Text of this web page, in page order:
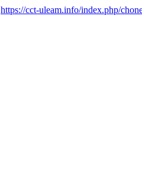
https://cct-uleam.info/index.php/